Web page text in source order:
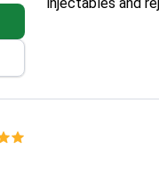
Over 1,000